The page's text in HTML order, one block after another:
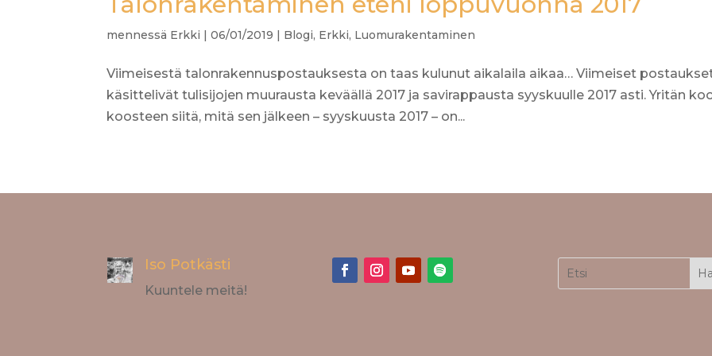
mennessä Erkki |06/01/2019 Blogi, Erkki, Luomurakentaminen
Viimeisestä talonrakennuspostauksesta on taas kulunut aikalaila aikaa… Viimeiset
käsittelivät tulisijojen muurausta keväällä 2017 ja savirappausta syyskuulle 2017 asti. Yritän
koosteen siitä, mitä sen jälkeen – syyskuusta 2017 – on...
Iso Potkästi
Kuuntele meitä!